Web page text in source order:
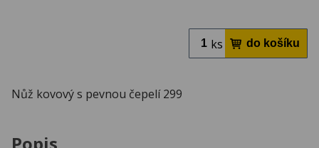
ks
Nůž kovový s pevnou čepelí 299
Popis